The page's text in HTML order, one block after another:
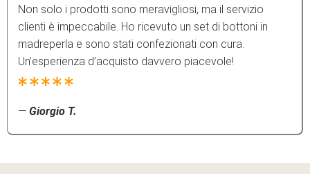
Non solo i prodotti sono meravigliosi, ma il servizio
clienti è impeccabile. Ho ricevuto un set di bottoni in
madreperla e sono stati confezionati con cura.
Un’esperienza d’acquisto davvero piacevole!
— Giorgio T.